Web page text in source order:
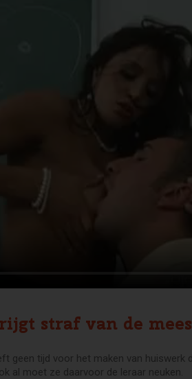
straf van de
geen tijd voor het maken van huiswerk
al moet ze daarvoor de leraar neuken.